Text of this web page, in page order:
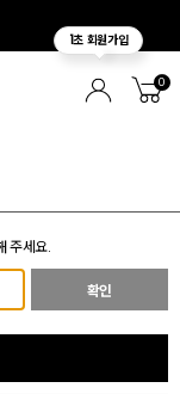
0
주세요.
확인